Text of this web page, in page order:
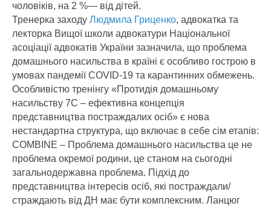
чоловіків, на 2 %— від дітей.
Тренерка заходу Людмила Гриценко, адвокатка та
лекторка Вищої школи адвокатури Національної
асоціації адвокатів України зазначила, що проблема
домашнього насильства в країні є особливо гострою в
умовах пандемії COVID-19 та карантинних обмежень.
Особливістю тренінгу «Протидія домашньому
насильству 7С – ефективна концепція
представництва постраждалих осіб» є нова
нестандартна структура, що включає в себе сім етапів:
COMBINE – Проблема домашнього насильства це не
проблема окремої родини, це станом на сьогодні
загальнодержавна проблема. Підхід до
представництва інтересів осіб, які постраждали/
страждають від ДН має бути комплексним. Ланцюг